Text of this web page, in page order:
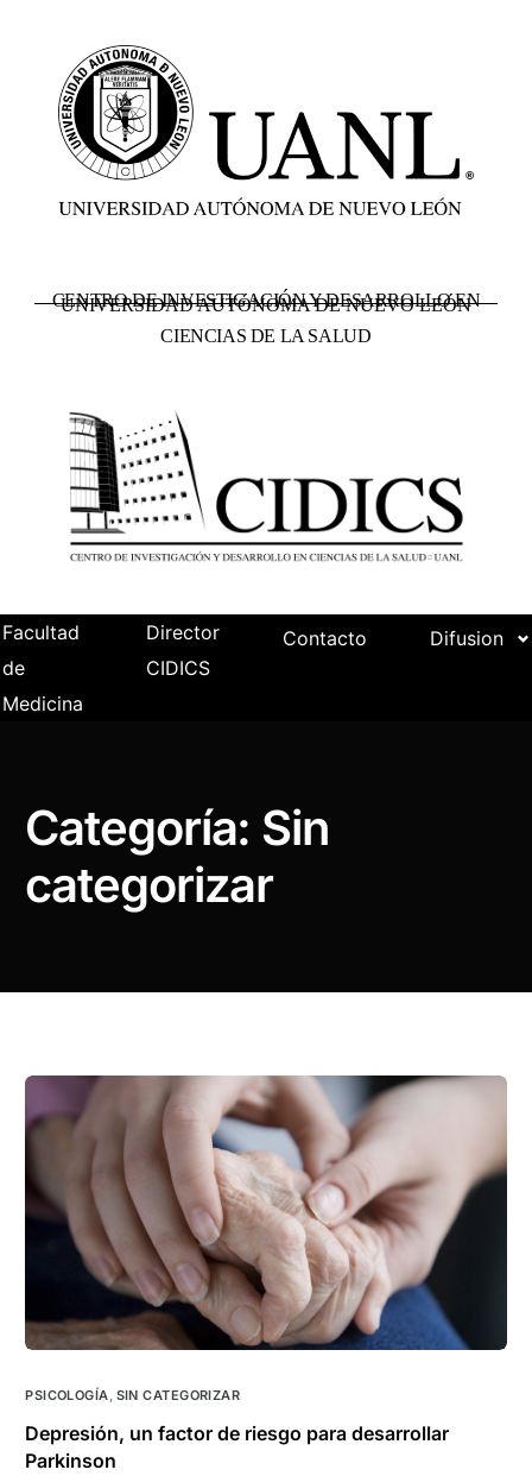
UNIVERSIDAD AUTÓNOMA DE NUEVO LEÓN
CENTRO DE INVESTIGACIÓN Y DESARROLLO EN
CIENCIAS DE LA SALUD
Facultad
de
Medicina
Director
CIDICS
Contacto Difusion
Categoría: Sin
categorizar
PSICOLOGÍA, SIN CATEGORIZAR
Depresión, un factor de riesgo para desarrollar
Parkinson